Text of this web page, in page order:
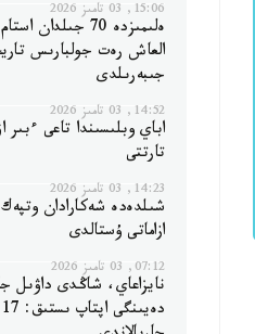
15:06, 03 تامىز 2026
ەلىمىزدە 70
العاش رەت جولبارىس
جىبەرىلدى
14:52, 03 تامىز 2026
اباي وبلىسىندا تاعى
تارتتى
14:23, 03 تامىز 2026
ازاماتى ۇستالدى
07:12, 03 تامىز 2026